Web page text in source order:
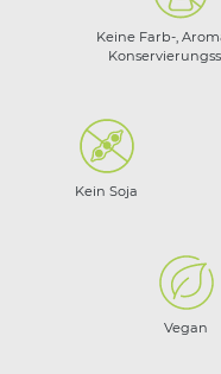
Keine Farb-,
Kein Soja
Vegan